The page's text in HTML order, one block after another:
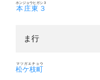
本庄東３
ホンジョウヒガシ３
ま行
松ケ枝町
マツガエチョウ